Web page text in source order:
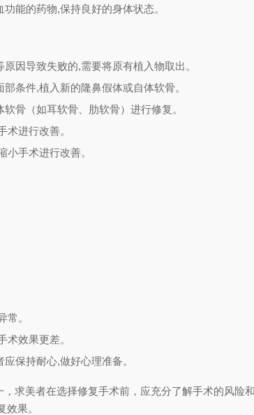
能的药物,保持良好的身体状态。
因导致失败的,需要将原有植入物取出。
条件,植入新的隆鼻假体或自体软骨。
骨（如耳软骨、肋软骨）进行修复。
术进行改善。
手术进行改善。
常。
效果更差。
保持耐心,做好心理准备。
求美者在选择修复手术前，应充分了解手术的风险
果。